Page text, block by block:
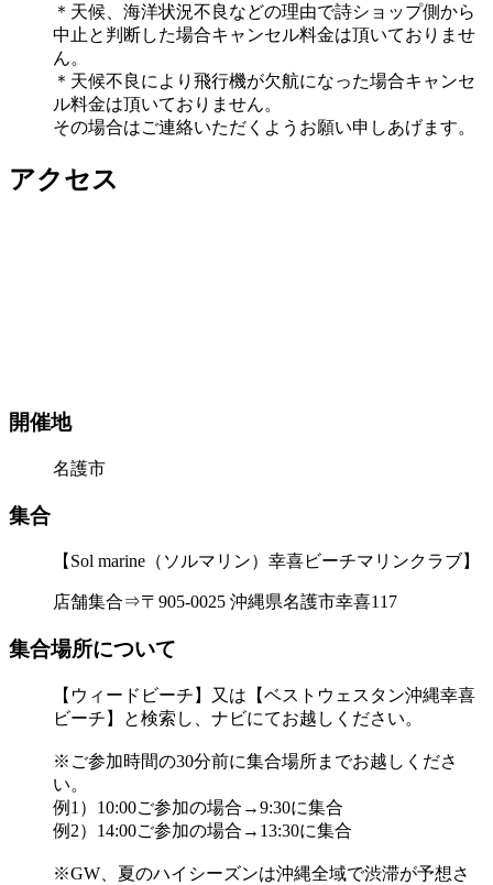
＊天候、海洋状況不良などの理由で詩ショップ側から
中止と判断した場合キャンセル料金は頂いておりませ
ん。
＊天候不良により飛行機が欠航になった場合キャンセ
ル料金は頂いておりません。
その場合はご連絡いただくようお願い申しあげます。
アクセス
開催地
名護市
集合
【Sol marine（ソルマリン）幸喜ビーチマリンクラブ】
店舗集合⇒〒905-0025 沖縄県名護市幸喜117
集合場所について
【ウィードビーチ】又は【ベストウェスタン沖縄幸喜
ビーチ】と検索し、ナビにてお越しください。
※ご参加時間の30分前に集合場所までお越しくださ
い。
例1）10:00ご参加の場合→9:30に集合
例2）14:00ご参加の場合→13:30に集合
※GW、夏のハイシーズンは沖縄全域で渋滞が予想さ